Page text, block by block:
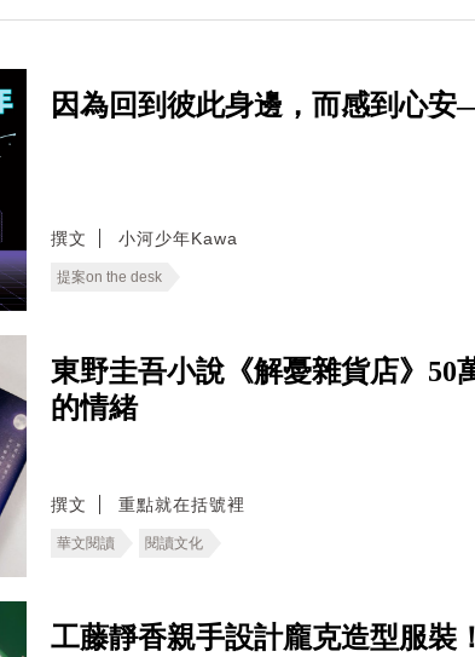
因為回到彼此身邊，而感到心
撰文 小河少年Kawa
提案on the desk
東野圭吾小說《解憂雜貨店》50
的情緒
撰文 重點就在括號裡
華文閱讀 閱讀文化
工藤靜香親手設計龐克造型服裝